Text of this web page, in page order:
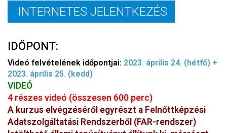
INTERNETES JELENTKEZÉS
IDŐPONT:
Videó felvételének időpontjai: 2023. április 24. (hétfő) +
2023. április 25. (kedd)
VIDEÓ
4 részes videó (összesen 600 perc)
A kurzus elvégzéséről egyrészt a Felnőttképzési
Adatszolgáltatási Rendszerből (FAR-rendszer)